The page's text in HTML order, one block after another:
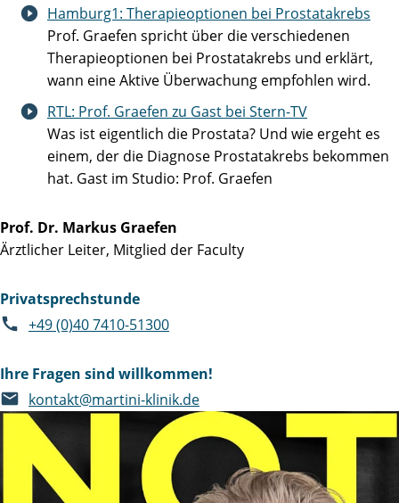
Hamburg1: Therapieoptionen bei Prostatakrebs
Prof. Graefen spricht über die verschiedenen
Therapieoptionen bei Prostatakrebs und erklärt,
wann eine Aktive Überwachung empfohlen wird.
RTL: Prof. Graefen zu Gast bei Stern-TV
Was ist eigentlich die Prostata? Und wie ergeht es
einem, der die Diagnose Prostatakrebs bekommen
hat. Gast im Studio: Prof. Graefen
Prof. Dr. Markus Graefen
Ärztlicher Leiter, Mitglied der Faculty
Privatsprechstunde
+49 (0)40 7410-51300
Ihre Fragen sind willkommen!
kontakt@martini-klinik.de